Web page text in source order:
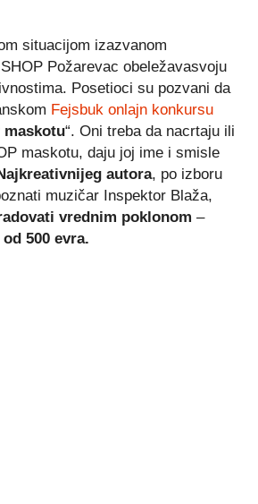
situacijom izazvanom
Požarevac obeležavasvoju
Posetioci su pozvani da
Fejsbuk onlajn konkursu
maskotu“. Oni treba da nacrtaju ili
maskotu, daju joj ime i smisle
autora, po izboru
muzičar Inspektor Blaža,
vrednim poklonom –
500 evra.